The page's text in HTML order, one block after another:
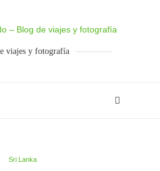
viajes y fotografía
Sri Lanka